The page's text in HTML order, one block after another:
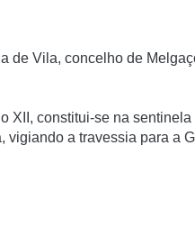
de Vila, concelho de
XII, constitui-se na
vigiando a travessia para a